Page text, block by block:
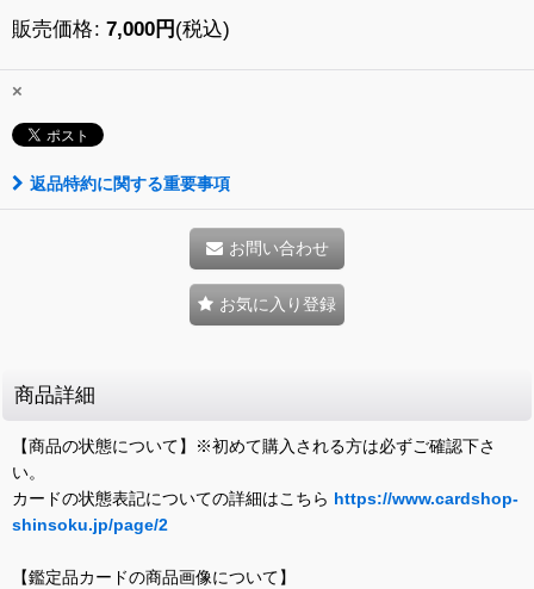
販売価格: 7,000円 (税込)
×
返品特約に関する重要事項
お問い合わせ
お気に入り登録
商品詳細
【商品の状態について】※初めて購入される方は必ずご確認下さ
い。
カードの状態表記についての詳細はこちら https://www.cardshop-
shinsoku.jp/page/2
【鑑定品カードの商品画像について】